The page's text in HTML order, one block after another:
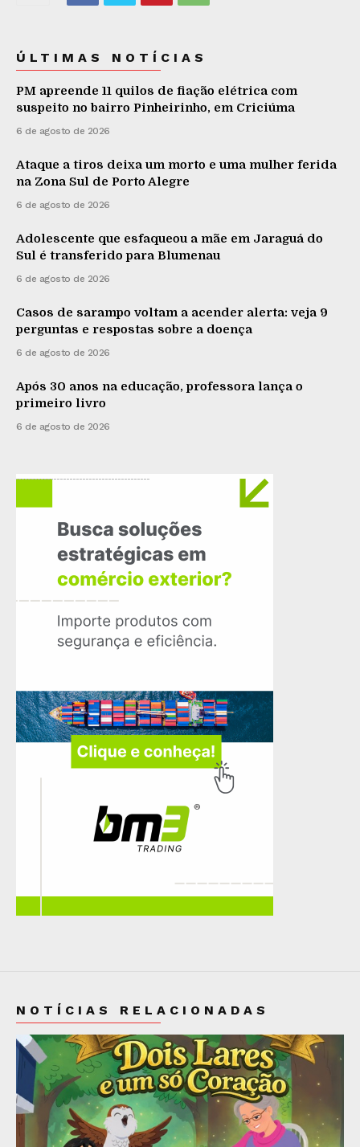
ÚLTIMAS NOTÍCIAS
PM apreende 11 quilos de fiação elétrica com
suspeito no bairro Pinheirinho, em Criciúma
6 de agosto de 2026
Ataque a tiros deixa um morto e uma mulher ferida
na Zona Sul de Porto Alegre
6 de agosto de 2026
Adolescente que esfaqueou a mãe em Jaraguá do
Sul é transferido para Blumenau
6 de agosto de 2026
Casos de sarampo voltam a acender alerta: veja 9
perguntas e respostas sobre a doença
6 de agosto de 2026
Após 30 anos na educação, professora lança o
primeiro livro
6 de agosto de 2026
NOTÍCIAS RELACIONADAS